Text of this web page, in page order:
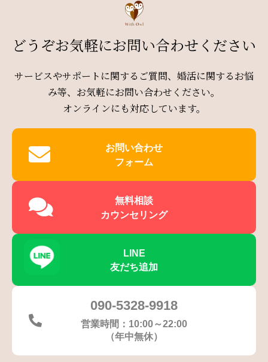
どうぞお気軽にお問い合わせください
サービスやサポートに関するご質問、婚活に関するお悩
み等、お気軽にお問い合わせください。
オンラインにも対応しています。
お問い合わせ
フォーム
無料相談
カウンセリング
LINE
友だち追加
090-5328-9918
営業時間：10:00～22:00
（年中無休）